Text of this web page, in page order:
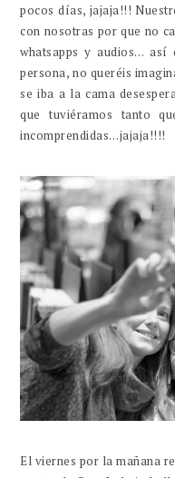
pocos días, jajaja!!!
con nosotras por que no
whatsapps y audios… así
persona, no queréis
se iba a la cama
que tuviéramos tanto
incomprendidas…jajaja!!!!
El viernes por la mañana